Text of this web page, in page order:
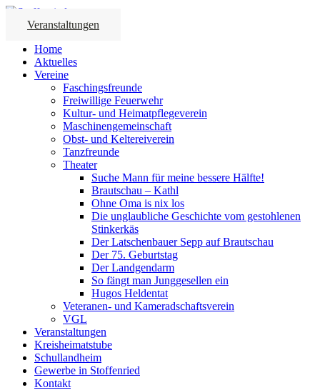
Veranstaltungen
Home
Aktuelles
Vereine
Faschingsfreunde
Freiwillige Feuerwehr
Kultur- und Heimatpflegeverein
Maschinengemeinschaft
Obst- und Keltereiverein
Tanzfreunde
Theater
Suche Mann für meine bessere Hälfte!
Brautschau – Kathl
Ohne Oma is nix los
Die unglaubliche Geschichte vom gestohlenen
Stinkerkäs
Der Latschenbauer Sepp auf Brautschau
Der 75. Geburtstag
Der Landgendarm
So fängt man Junggesellen ein
Hugos Heldentat
Veteranen- und Kameradschaftsverein
VGL
Veranstaltungen
Kreisheimatstube
Schullandheim
Gewerbe in Stoffenried
Kontakt